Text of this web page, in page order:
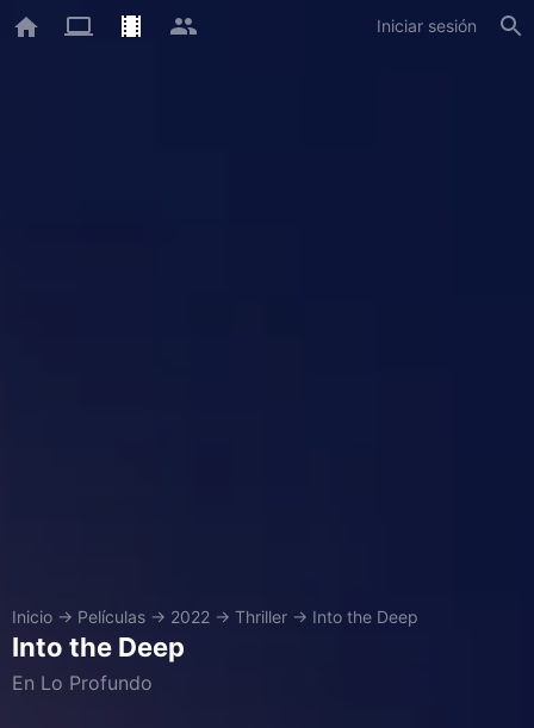
Iniciar sesión
Inicio → Películas → 2022 → Thriller → Into the Deep
Into the Deep
En Lo Profundo